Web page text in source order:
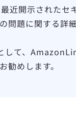
近開示されたセ
問題に関する詳
して、
めします。